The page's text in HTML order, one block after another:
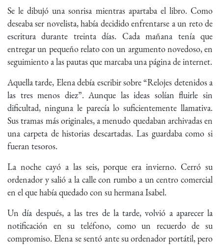
Se le dibujó una sonrisa mientras apartaba el libro. Como
deseaba ser novelista, había decidido enfrentarse a un reto de
escritura durante treinta días. Cada mañana tenía que
entregar un pequeño relato con un argumento novedoso, en
seguimiento a las pautas que marcaba una página de internet.
Aquella tarde, Elena debía escribir sobre “Relojes detenidos a
las tres menos diez”. Aunque las ideas solían fluirle sin
dificultad, ninguna le parecía lo suficientemente llamativa.
Sus tramas más originales, a menudo quedaban archivadas en
una carpeta de historias descartadas. Las guardaba como si
fueran tesoros.
La noche cayó a las seis, porque era invierno. Cerró su
ordenador y salió a la calle con rumbo a un centro comercial
en el que había quedado con su hermana Isabel.
Un día después, a las tres de la tarde, volvió a aparecer la
notificación en su teléfono, como un recuerdo de su
compromiso. Elena se sentó ante su ordenador portátil, pero